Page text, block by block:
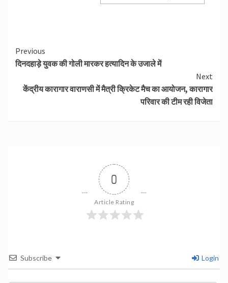
Continue
Reading
Previous
दिनदहाड़े युवक की गोली मारकर हत्यादिन के उजाले में
Next
केंद्रीय कारागार वाराणसी में मैत्री क्रिकेट मैच का आयोजन, कारागार
परिवार की टीम रही विजेता
0
Article Rating
Subscribe Login